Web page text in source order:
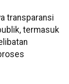
transparansi
termasuk